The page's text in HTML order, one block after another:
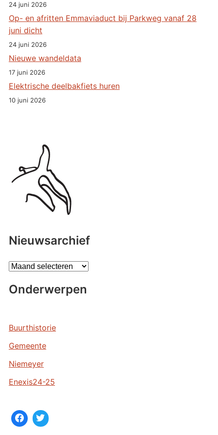
24 juni 2026
Op- en afritten Emmaviaduct bij Parkweg vanaf 28
juni dicht
24 juni 2026
Nieuwe wandeldata
17 juni 2026
Elektrische deelbakfiets huren
10 juni 2026
Nieuwsarchief
A
c
e
e
n
Onderwerpen
Buurthistorie
Gemeente
Niemeyer
Enexis24-25